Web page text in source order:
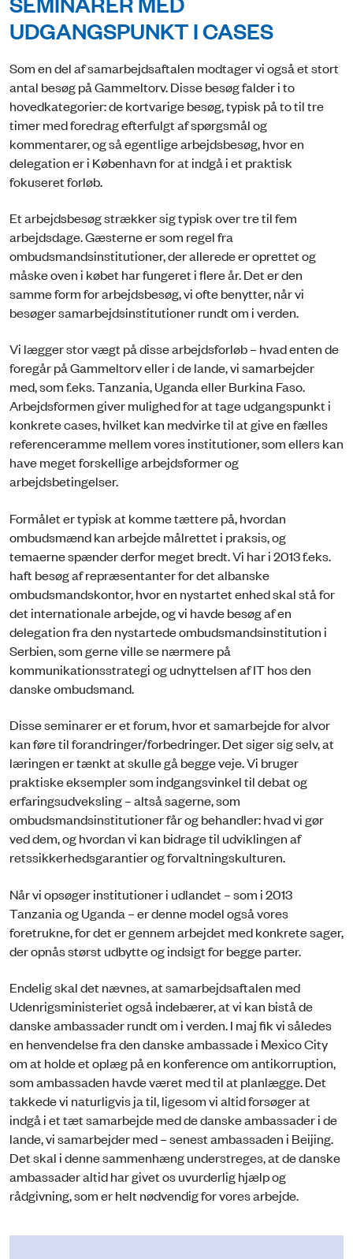
UDGANGSPUNKT I CASES
Som en del af samarbejdsaftalen modtager vi også et stort
antal besøg på Gammeltorv. Disse besøg falder i to
hovedkategorier: de kortvarige besøg, typisk på to til tre
timer med foredrag efterfulgt af spørgsmål og
kommentarer, og så egentlige arbejdsbesøg, hvor en
delegation er i København for at indgå i et praktisk
fokuseret forløb.
Et arbejdsbesøg strækker sig typisk over tre til fem
arbejdsdage. Gæsterne er som regel fra
ombudsmandsinstitutioner, der allerede er oprettet og
måske oven i købet har fungeret i flere år. Det er den
samme form for arbejdsbesøg, vi ofte benytter, når vi
besøger samarbejdsinstitutioner rundt om i verden.
Vi lægger stor vægt på disse arbejdsforløb – hvad enten de
foregår på Gammeltorv eller i de lande, vi samarbejder
med, som f.eks. Tanzania, Uganda eller Burkina Faso.
Arbejdsformen giver mulighed for at tage udgangspunkt i
konkrete cases, hvilket kan medvirke til at give en fælles
referenceramme mellem vores institutioner, som ellers kan
have meget forskellige arbejdsformer og
arbejdsbetingelser.
Formålet er typisk at komme tættere på, hvordan
ombudsmænd kan arbejde målrettet i praksis, og
temaerne spænder derfor meget bredt. Vi har i 2013 f.eks.
haft besøg af repræsentanter for det albanske
ombudsmandskontor, hvor en nystartet enhed skal stå for
det internationale arbejde, og vi havde besøg af en
delegation fra den nystartede ombudsmandsinstitution i
Serbien, som gerne ville se nærmere på
kommunikationsstrategi og udnyttelsen af IT hos den
danske ombudsmand.
Disse seminarer er et forum, hvor et samarbejde for alvor
kan føre til forandringer/forbedringer. Det siger sig selv, at
læringen er tænkt at skulle gå begge veje. Vi bruger
praktiske eksempler som indgangsvinkel til debat og
erfaringsudveksling – altså sagerne, som
ombudsmandsinstitutioner får og behandler: hvad vi gør
ved dem, og hvordan vi kan bidrage til udviklingen af
retssikkerhedsgarantier og forvaltningskulturen.
Når vi opsøger institutioner i udlandet – som i 2013
Tanzania og Uganda – er denne model også vores
foretrukne, for det er gennem arbejdet med konkrete sager,
der opnås størst udbytte og indsigt for begge parter.
Endelig skal det nævnes, at samarbejdsaftalen med
Udenrigsministeriet også indebærer, at vi kan bistå de
danske ambassader rundt om i verden. I maj fik vi således
en henvendelse fra den danske ambassade i Mexico City
om at holde et oplæg på en konference om antikorruption,
som ambassaden havde været med til at planlægge. Det
takkede vi naturligvis ja til, ligesom vi altid forsøger at
indgå i et tæt samarbejde med de danske ambassader i de
lande, vi samarbejder med – senest ambassaden i Beijing.
Det skal i denne sammenhæng understreges, at de danske
ambassader altid har givet os uvurderlig hjælp og
rådgivning, som er helt nødvendig for vores arbejde.